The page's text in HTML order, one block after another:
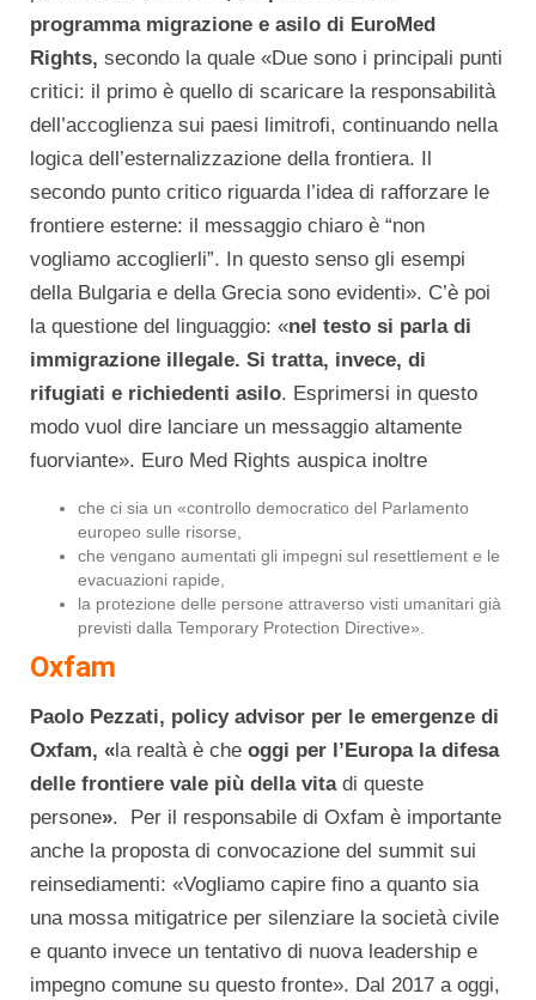
programma migrazione e asilo di EuroMed
Rights, secondo la quale «Due sono i principali punti
critici: il primo è quello di scaricare la responsabilità
dell’accoglienza sui paesi limitrofi, continuando nella
logica dell’esternalizzazione della frontiera. Il
secondo punto critico riguarda l’idea di rafforzare le
frontiere esterne: il messaggio chiaro è “non
vogliamo accoglierli”. In questo senso gli esempi
della Bulgaria e della Grecia sono evidenti». C’è poi
la questione del linguaggio: «nel testo si parla di
immigrazione illegale. Si tratta, invece, di
rifugiati e richiedenti asilo. Esprimersi in questo
modo vuol dire lanciare un messaggio altamente
fuorviante». Euro Med Rights auspica inoltre
che ci sia un «controllo democratico del Parlamento
europeo sulle risorse,
che vengano aumentati gli impegni sul resettlement e le
evacuazioni rapide,
la protezione delle persone attraverso visti umanitari già
previsti dalla Temporary Protection Directive».
Oxfam
Paolo Pezzati, policy advisor per le emergenze di
Oxfam, «la realtà è che oggi per l’Europa la difesa
delle frontiere vale più della vita di queste
persone». Per il responsabile di Oxfam è importante
anche la proposta di convocazione del summit sui
reinsediamenti: «Vogliamo capire fino a quanto sia
una mossa mitigatrice per silenziare la società civile
e quanto invece un tentativo di nuova leadership e
impegno comune su questo fronte». Dal 2017 a oggi,